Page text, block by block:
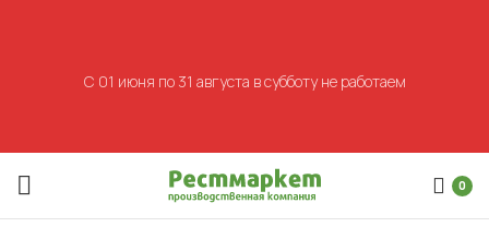
0
С 01 июня по 31 августа в субботу не работаем